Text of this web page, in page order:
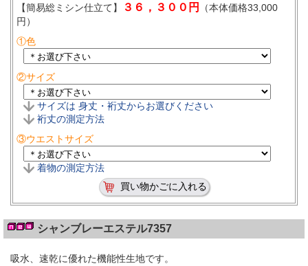
【簡易総ミシン仕立て】
３６，３００円
（本体価格33,000
円）
①色
②サイズ
サイズは 身丈・裄丈からお選びください
裄丈の測定方法
③ウエストサイズ
着物の測定方法
シャンブレーエステル7357
吸水、速乾に優れた機能性生地です。